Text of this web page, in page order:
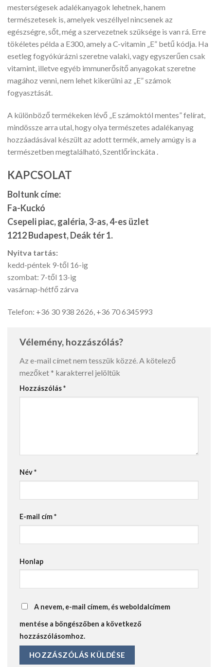
mesterségesek adalékanyagok lehetnek, hanem
természetesek is, amelyek veszéllyel nincsenek az
egészségre, sőt, még a szervezetnek szüksége is van rá. Erre
tökéletes példa a E300, amely a C-vitamin „E” betű kódja. Ha
esetleg fogyókúrázni szeretne valaki, vagy egyszerűen csak
vitamint, illetve egyéb immunerősítő anyagokat szeretne
magához venni, nem lehet kikerülni az „E” számok
fogyasztását.
A különböző termékeken lévő „E számoktól mentes” felírat,
mindössze arra utal, hogy olya természetes adalékanyag
hozzáadásával készült az adott termék, amely amúgy is a
természetben megtalálható, Szentlőrinckáta .
KAPCSOLAT
Boltunk címe:
Fa-Kuckó
Csepeli piac, galéria, 3-as, 4-es üzlet
1212 Budapest, Deák tér 1.
Nyitva tartás:
kedd-péntek 9-től 16-ig
szombat: 7-től 13-ig
vasárnap-hétfő zárva
Telefon: +36 30 938 2626, +36 70 6345993
Vélemény, hozzászólás?
Az e-mail címet nem tesszük közzé.A kötelező
mezőket * karakterrel jelöltük
Hozzászólás*
Név*
E-mail cím*
Honlap
A nevem, e-mail címem, és weboldalcímem
mentése a böngészőben a következő
hozzászólásomhoz.